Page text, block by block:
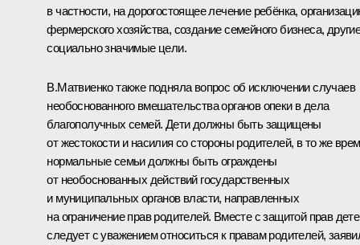
в частности, на дорогостоящее лечение ребёнка,
фермерского хозяйства, создание семейного бизнеса,
социально значимые цели.
В.Матвиенко также подняла вопрос об исключении случаев
необоснованного вмешательства органов опеки в дела
благополучных семей. Дети должны быть защищены
от жестокости и насилия со стороны родителей, в то же
нормальные семьи должны быть ограждены
от необоснованных действий государственных
и муниципальных органов власти, направленных
на ограничение прав родителей. Вместе с защитой прав
следует с уважением относиться к правам родителей,